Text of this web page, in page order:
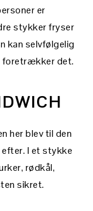
er
stykker fryser
kan selvfølgelig
foretrækker det.
her blev til den
I et stykke
rødkål,
sikret.